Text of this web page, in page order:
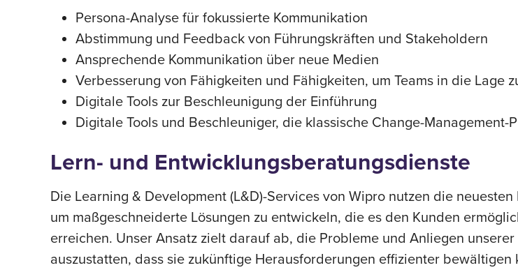
Persona-Analyse für fokussierte Kommunikation
Abstimmung und Feedback von Führungskräften und Stakeholdern
Ansprechende Kommunikation über neue Medien
Verbesserung von Fähigkeiten und Fähigkeiten, um Teams in die
Digitale Tools zur Beschleunigung der Einführung
Digitale Tools und Beschleuniger, die klassische Change-
Lern- und Entwicklungsberatungsdienste
Die Learning & Development (L&D)-Services von Wipro nutzen die
um maßgeschneiderte Lösungen zu entwickeln, die es den Kunden
erreichen. Unser Ansatz zielt darauf ab, die Probleme und Anliegen
auszustatten, dass sie zukünftige Herausforderungen effizienter